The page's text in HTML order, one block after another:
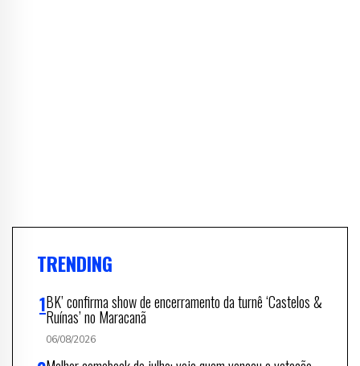
TRENDING
BK’ confirma show de encerramento da turnê ‘Castelos &
Ruínas’ no Maracanã
06/08/2026